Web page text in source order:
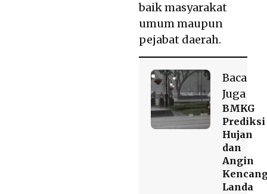
baik masyarakat
umum maupun
pejabat daerah.
Baca
Juga
BMKG
Prediksi
Hujan
dan
Angin
Landa